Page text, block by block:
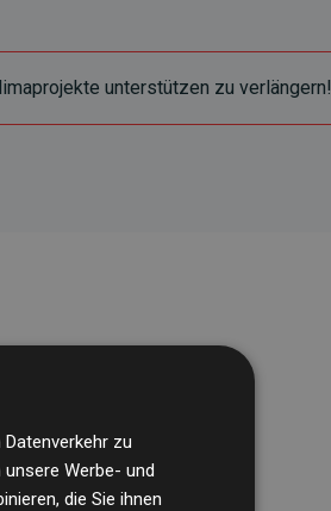
unterstützen zu verlängern!
zu
Werbe- und
die Sie ihnen